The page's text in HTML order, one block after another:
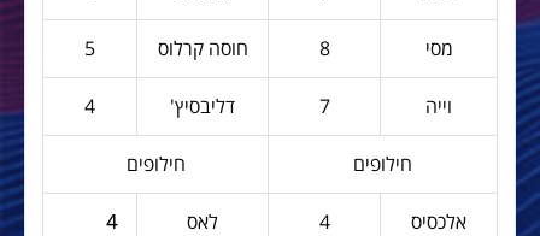
מסי 8 חוסה קרלוס 5
וייה 7 דליבסיץ' 4
חילופים חילופים
אלכסיס 4 לאס 4